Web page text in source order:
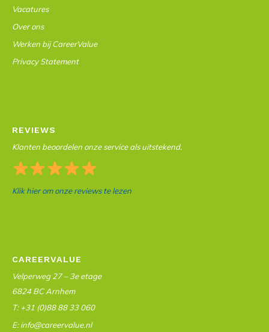
Vacatures
Over ons
Werken bij CareerValue
Privacy Statement
REVIEWS
Klanten beoordelen onze service als uitstekend.
Klik hier om onze reviews te lezen
CAREERVALUE
Velperweg 27 – 3e etage
6824 BC Arnhem
T: +31 (0)88 88 33 060
E: info@careervalue.nl